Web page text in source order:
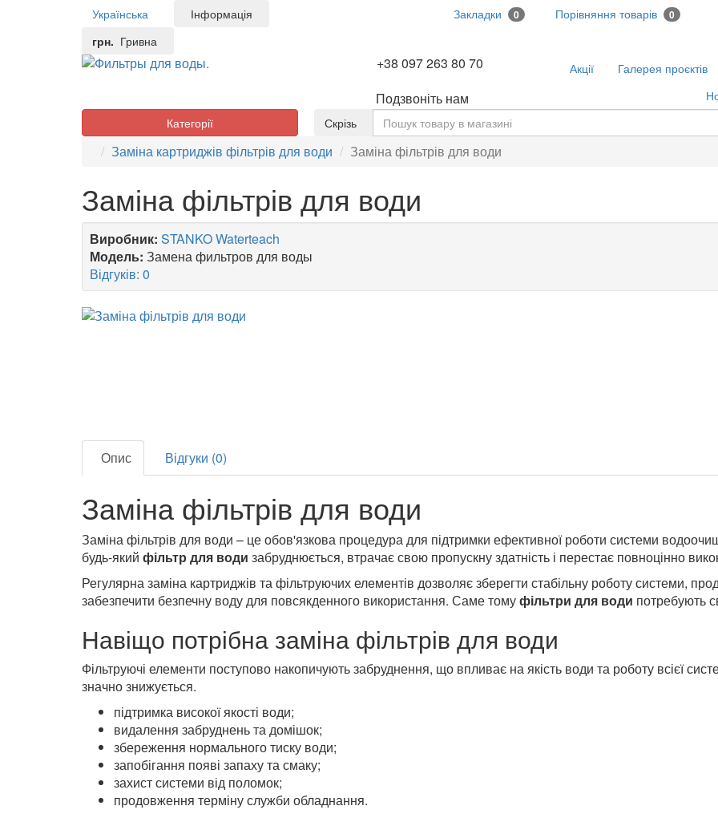
Українська
грн. Гривна
Інформація Закладки 0 Порівняння товарів 0
+38 097 263 80 70
Подзвоніть нам
Акції Галерея проєктів
Скрізь
Категорії
Заміна картриджів фільтрів для води Заміна фільтрів для води
Заміна фільтрів для води
Виробник: STANKO Waterteach
Модель: Замена фильтров для воды
Відгуків: 0
Опис Відгуки (0)
Заміна фільтрів для води
Заміна фільтрів для води – це обов'язкова процедура для підтримки ефективної роботи системи
будь-який фільтр для води забруднюється, втрачає свою пропускну здатність і перестає повноцінно
Регулярна заміна картриджів та фільтруючих елементів дозволяє зберегти стабільну роботу системи,
забезпечити безпечну воду для повсякденного використання. Саме томуфільтри для води потребують
Навіщо потрібна заміна фільтрів для води
Фільтруючі елементи поступово накопичують забруднення, що впливає на якість води та роботу всієї
значно знижується.
підтримка високої якості води;
видалення забруднень та домішок;
збереження нормального тиску води;
запобігання появі запаху та смаку;
захист системи від поломок;
продовження терміну служби обладнання.